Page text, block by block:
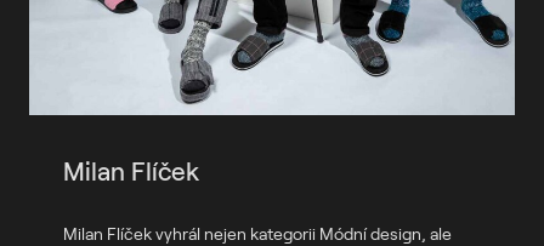
Milan Flíček
Milan Flíček vyhrál nejen kategorii Módní design, ale